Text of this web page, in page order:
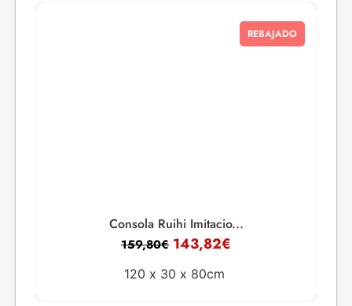
REBAJADO
Consola Ruihi Imitacio...
159,80€ 143,82€
120 x 30 x 80cm